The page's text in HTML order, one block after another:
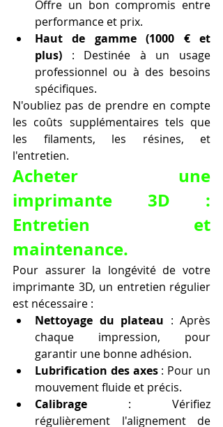
Offre un bon compromis entre
performance et prix.
Haut de gamme (1000 € et
plus) : Destinée à un usage
professionnel ou à des besoins
spécifiques.
N'oubliez pas de prendre en compte
les coûts supplémentaires tels que
les filaments, les résines, et
l'entretien.
Acheter une
imprimante 3D :
Entretien et
maintenance.
Pour assurer la longévité de votre
imprimante 3D, un entretien régulier
est nécessaire :
Nettoyage du plateau : Après
chaque impression, pour
garantir une bonne adhésion.
Lubrification des axes : Pour un
mouvement fluide et précis.
Calibrage : Vérifiez
régulièrement l'alignement de